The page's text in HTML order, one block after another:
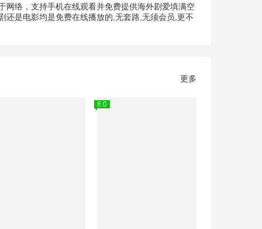
络，支持手机在线观看并免费提供海外剧爱填满空
是电影均是免费在线播放的,无套路,无须会员,更不
更多
8.0